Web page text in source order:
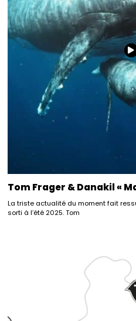
Tom Frager & Danakil «
La triste actualité du moment fait
sorti à l’été 2025. Tom